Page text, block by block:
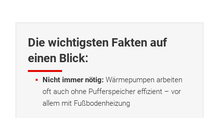
Die wichtigsten Fakten auf
einen Blick:
Nicht immer nötig: Wärmepumpen arbeiten
oft auch ohne Pufferspeicher effizient – vor
allem mit Fußbodenheizung